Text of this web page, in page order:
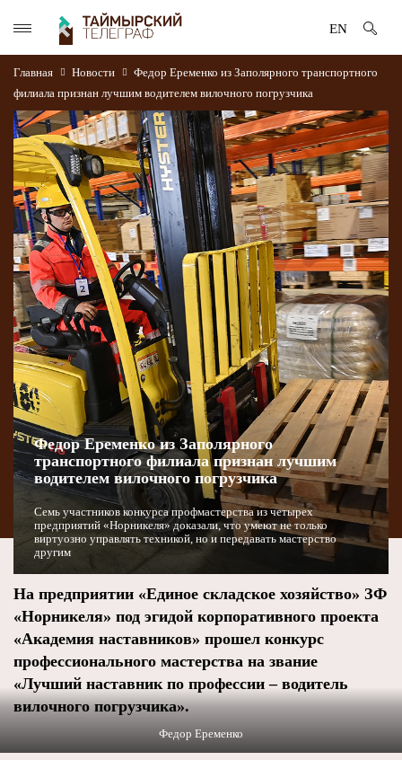
EN
Главная Новости
Федор Еременко из Заполярного транспортного
филиала признан лучшим водителем вилочного погрузчика
Федор Еременко из Заполярного
транспортного филиала признан лучшим
водителем вилочного погрузчика
Семь участников конкурса профмастерства из четырех
предприятий «Норникеля» доказали, что умеют не только
виртуозно управлять техникой, но и передавать мастерство
другим
На предприятии «Единое складское хозяйство» ЗФ
«Норникеля» под эгидой корпоративного проекта
«Академия наставников» прошел конкурс
профессионального мастерства на звание
«Лучший наставник по профессии – водитель
вилочного погрузчика».
Федор Еременко